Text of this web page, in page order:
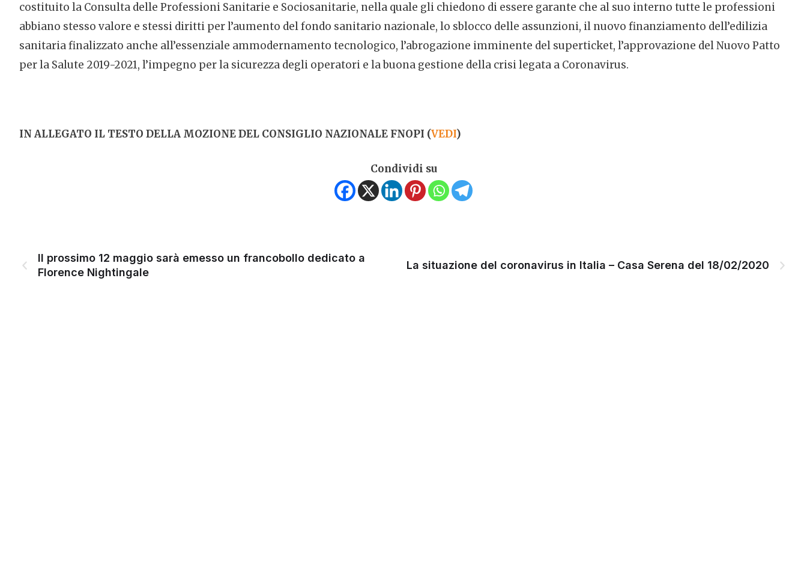
costituito la Consulta delle Professioni Sanitarie e Sociosanitarie, nella quale gli chiedono di essere garante che al suo interno tutte le professioni
abbiano stesso valore e stessi diritti per l’aumento del fondo sanitario nazionale, lo sblocco delle assunzioni, il nuovo finanziamento dell’edilizia
sanitaria finalizzato anche all’essenziale ammodernamento tecnologico, l’abrogazione imminente del superticket, l’approvazione del Nuovo Patto
per la Salute 2019-2021, l’impegno per la sicurezza degli operatori e la buona gestione della crisi legata a Coronavirus.
IN ALLEGATO IL TESTO DELLA MOZIONE DEL CONSIGLIO NAZIONALE FNOPI (VEDI)
Condividi su
Il prossimo 12 maggio sarà emesso un francobollo dedicato a
Florence Nightingale
La situazione del coronavirus in Italia – Casa Serena del 18/02/2020